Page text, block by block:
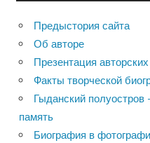
Предыстория сайта
Об авторе
Презентация
Факты творческой
Гыданский
память
Биография в